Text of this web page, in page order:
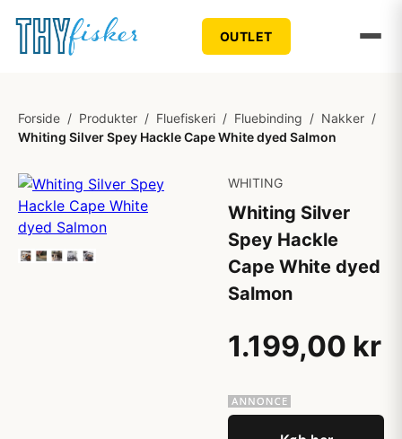
OUTLET
Forside / Produkter / Fluefiskeri / Fluebinding / Nakker /
Whiting Silver Spey Hackle Cape White dyed Salmon
WHITING
Whiting Silver
Spey Hackle
Cape White dyed
Salmon
1.199,00 kr